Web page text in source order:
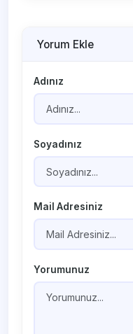
Yorum Ekle
Adınız
Soyadınız
Mail Adresiniz
Yorumunuz